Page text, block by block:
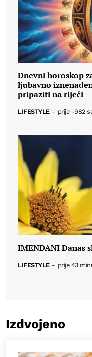
Dnevni horoskop
ljubavno
pripaziti na riječi
LIFESTYLE - prije -982
IMENDANI Danas
LIFESTYLE - prije 43
Izdvojeno